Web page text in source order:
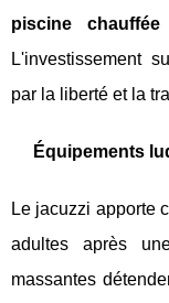
piscine chauffée
L'investissement
par la liberté et la
Équipements
Le jacuzzi apporte
adultes après
massantes